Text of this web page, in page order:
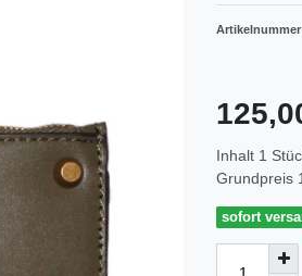
Artikelnummer
Inhalt 1
Grundpreis
sofort